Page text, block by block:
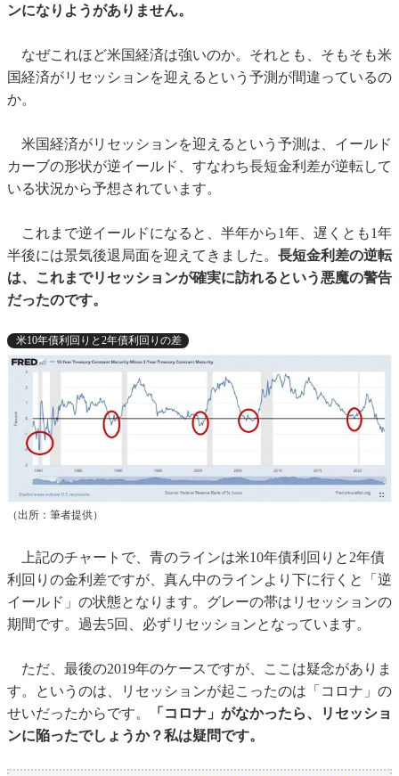
ンになりようがありません。
なぜこれほど米国経済は強いのか。それとも、そもそも米
国経済がリセッションを迎えるという予測が間違っているの
か。
米国経済がリセッションを迎えるという予測は、イールド
カーブの形状が逆イールド、すなわち長短金利差が逆転して
いる状況から予想されています。
これまで逆イールドになると、半年から1年、遅くとも1年
半後には景気後退局面を迎えてきました。 長短金利差の逆転
は、これまでリセッションが確実に訪れるという悪魔の警告
だったのです。
米10年債利回りと2年債利回りの差
（出所：筆者提供）
上記のチャートで、青のラインは米10年債利回りと2年債
利回りの金利差ですが、真ん中のラインより下に行くと「逆
イールド」の状態となります。グレーの帯はリセッションの
期間です。過去5回、必ずリセッションとなっています。
ただ、最後の2019年のケースですが、ここは疑念がありま
す。というのは、リセッションが起こったのは「コロナ」の
せいだったからです。
「コロナ」がなかったら、リセッショ
ンに陥ったでしょうか？私は疑問です。